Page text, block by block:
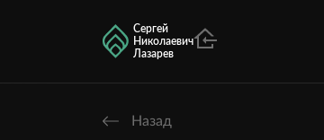
Сергей
Николаевич
Лазарев
Назад